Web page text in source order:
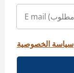
سياسة الخصوصية